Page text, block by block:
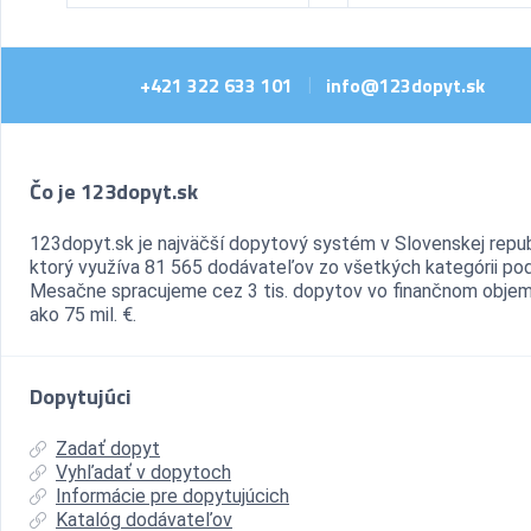
+421 322 633 101 | info@123dopyt.sk
Čo je 123dopyt.sk
123dopyt.sk je najväčší dopytový systém v Slovenskej
ktorý využíva 81 565 dodávateľov zo všetkých kategórii
Mesačne spracujeme cez 3 tis. dopytov vo finančnom
ako 75 mil. €.
Dopytujúci
Zadať dopyt
Vyhľadať v dopytoch
Informácie pre dopytujúcich
Katalóg dodávateľov